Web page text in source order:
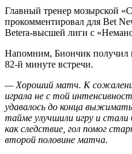
Главный тренер мозырской
прокомментировал для Bet
Betera-высшей лиги с
Напомним, Биончик получил
82-й минуте встречи.
—Хороший матч. К
играла не с той
удавалось до конца
тайме улучшили игру и
как следствие, гол помог
второй половине матча.